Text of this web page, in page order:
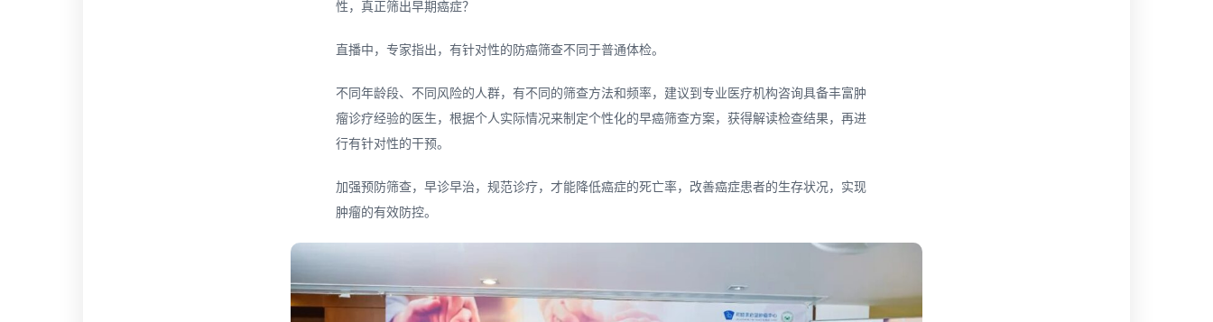
性，真正筛出早期癌症？
直播中，专家指出，有针对性的防癌筛查不同于普通体检。
不同年龄段、不同风险的人群，有不同的筛查方法和频率，建议到专业医疗机构咨询具备丰富肿
瘤诊疗经验的医生，根据个人实际情况来制定个性化的早癌筛查方案，获得解读检查结果，再进
行有针对性的干预。
加强预防筛查，早诊早治，规范诊疗，才能降低癌症的死亡率，改善癌症患者的生存状况，实现
肿瘤的有效防控。